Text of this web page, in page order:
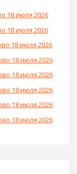
18 июля 2026
18 июля 2026
18 июля 2026
18 июля 2026
18 июля 2026
18 июля 2026
18 июля 2026
18 июля 2026